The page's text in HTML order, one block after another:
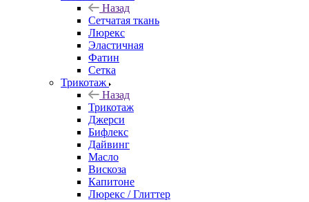
Назад
Сетчатая ткань
Люрекс
Эластичная
Фатин
Сетка
Трикотаж
Назад
Трикотаж
Джерси
Бифлекс
Дайвинг
Масло
Вискоза
Капитоне
Люрекс / Глиттер